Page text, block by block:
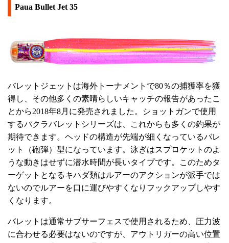
Paua Bullet Jet 35
バレットジェットは海外トーナメントで80％の捕獲率を獲
得し、その他多くの素晴らしいキャッチの報告があったこ
とから2018年8月に発売されました。ショットガンで使用
するパクラバレットシリーズは、これからも多くの釣果が
期待できます。ヘッドの構造が先端が細くなっているバレ
ット（砲弾）型になっています。泳ぎはスプロケットのよ
うな動きはせずに潜水時間が長いタイプです。このためタ
ーゲットとなるキハダ類はルアーのアクションが派手では
ないのでルアーを口に運びやすくなりフックアップしやす
くなります。
バレットは通常サブサーフェスで使用されるため、圧力波
に合わせる必要はないのですが、アウトリガーの高い位置